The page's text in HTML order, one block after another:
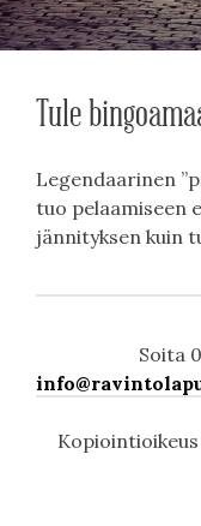
Tule
Legendaarinen
tuo pelaamiseen
jännityksen kuin
Soita